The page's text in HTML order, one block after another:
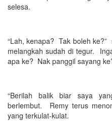
selesa.
“Lah, kenapa? Tak boleh
melangkah sudah di tegur.
apa ke? Nak panggil sayang
“Berilah balik biar saya
berlembut. Remy terus
yang terkulat-kulat.